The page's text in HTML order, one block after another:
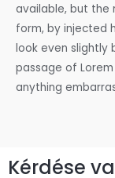
available, but the
form, by injected
look even slightly
passage of
anything
Kérdése